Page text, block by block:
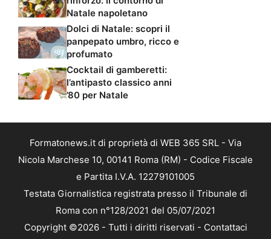
Natale napoletano
Dolci di Natale: scopri il
panpepato umbro, ricco e
profumato
Cocktail di gamberetti:
l’antipasto classico anni
’80 per Natale
Formatonews.it di proprietà di WEB 365 SRL - Via
Nicola Marchese 10, 00141 Roma (RM) - Codice Fiscale
e Partita I.V.A. 12279101005
Testata Giornalistica registrata presso il Tribunale di
Roma con n°128/2021 del 05/07/2021
Copyright ©2026 - Tutti i diritti riservati - Contattaci